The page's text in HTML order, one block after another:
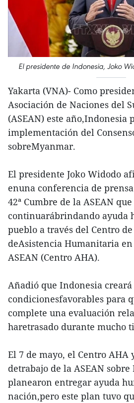
El presidente de Indonesia, Joko
Yakarta (VNA)- Como
Asociación de Naciones del
(ASEAN) este año,Indonesia
implementación del
sobreMyanmar.
El presidente Joko Widodo
enuna conferencia de
42ª Cumbre de la ASEAN
continuarábrindando ayuda
pueblo a través del Centro
deAsistencia Humanitaria en
ASEAN (Centro AHA).
Añadió que Indonesia creará
condicionesfavorables para
complete una evaluación
haretrasado durante mucho
El 7 de mayo, el Centro AHA
detrabajo de la ASEAN
planearon entregar ayuda
nación,pero este plan tuvo